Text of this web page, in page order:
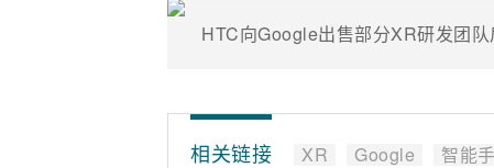
HTC向Google出售部分XR研发团
相关链接 XR Google 智能